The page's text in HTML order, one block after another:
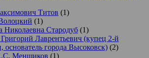
Титов (1)
(1)
Николаевна Стародуб (1)
Лаврентьевич (купец 2-й
основатель города Высоковск) (2)
Меншиков (1)